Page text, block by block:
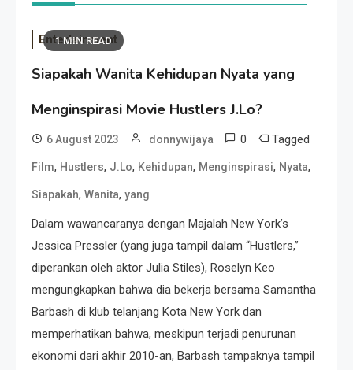
1 MIN READ
Entertainment
Siapakah Wanita Kehidupan Nyata yang
Menginspirasi Movie Hustlers J.Lo?
6 August 2023 donnywijaya 0 Tagged
Film, Hustlers, J.Lo, Kehidupan, Menginspirasi, Nyata,
Siapakah, Wanita, yang
Dalam wawancaranya dengan Majalah New York’s
Jessica Pressler (yang juga tampil dalam “Hustlers,”
diperankan oleh aktor Julia Stiles), Roselyn Keo
mengungkapkan bahwa dia bekerja bersama Samantha
Barbash di klub telanjang Kota New York dan
memperhatikan bahwa, meskipun terjadi penurunan
ekonomi dari akhir 2010-an, Barbash tampaknya tampil